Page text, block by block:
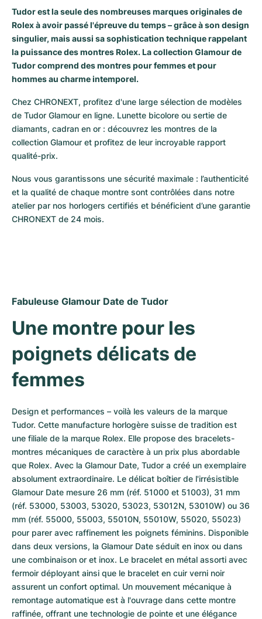
Milgauss
Oyster Perpetual
Yacht-Master
Yacht-Master II
Sea-Dweller
Sky-Dweller
Submariner
Montres pour femmes
Ronde
Rotonde
Crash
Pasha
Tortue
Baignoire
Ballon Blanc
Roadster
Professional
Bentley
Transocean
Cockpit
Chronospace
Super Avenger
Galactic
Montbrillant
Formula 1
Grand Carrera
Montres d'occasion
Montres pour femmes
Portofino
Portugieser
Da Vinci
Aquatimer
Spitfire
GST
Vintage
Montres d'occasion
Spirit of Big Bang
King Power
Montres d'occasion
Tudor est la seule des nombreuses marques originales de
Rolex à avoir passé l'épreuve du temps – grâce à son design
singulier, mais aussi sa sophistication technique rappelant
la puissance des montres Rolex. La collection Glamour de
Tudor comprend des montres pour femmes et pour
hommes au charme intemporel.
Chez CHRONEXT, profitez d'une large sélection de modèles
de Tudor Glamour en ligne. Lunette bicolore ou sertie de
diamants, cadran en or : découvrez les montres de la
collection Glamour et profitez de leur incroyable rapport
qualité-prix.
Nous vous garantissons une sécurité maximale : l’authenticité
et la qualité de chaque montre sont contrôlées dans notre
atelier par nos horlogers certifiés et bénéficient d’une garantie
CHRONEXT de 24 mois.
Fabuleuse Glamour Date de Tudor
Une montre pour les
poignets délicats de
femmes
Design et performances – voilà les valeurs de la marque
Tudor. Cette manufacture horlogère suisse de tradition est
une filiale de la marque Rolex. Elle propose des bracelets-
montres mécaniques de caractère à un prix plus abordable
que Rolex. Avec la Glamour Date, Tudor a créé un exemplaire
absolument extraordinaire. Le délicat boîtier de l'irrésistible
Glamour Date mesure 26 mm (réf. 51000 et 51003), 31 mm
(réf. 53000, 53003, 53020, 53023, 53012N, 53010W) ou 36
mm (réf. 55000, 55003, 55010N, 55010W, 55020, 55023)
pour parer avec raffinement les poignets féminins. Disponible
dans deux versions, la Glamour Date séduit en inox ou dans
une combinaison or et inox. Le bracelet en métal assorti avec
fermoir déployant ainsi que le bracelet en cuir verni noir
assurent un confort optimal. Un mouvement mécanique à
remontage automatique est à l'ouvrage dans cette montre
raffinée, offrant une technologie de pointe et une élégance